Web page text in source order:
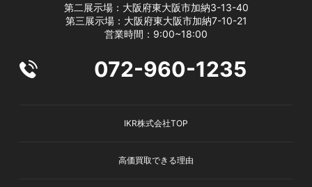
第二展示場：大阪府東大阪市加納3-13-40
第三展示場：大阪府東大阪市加納7-10-21
営業時間：9:00~18:00
072-960-1235
IKR株式会社TOP
高価買取できる理由